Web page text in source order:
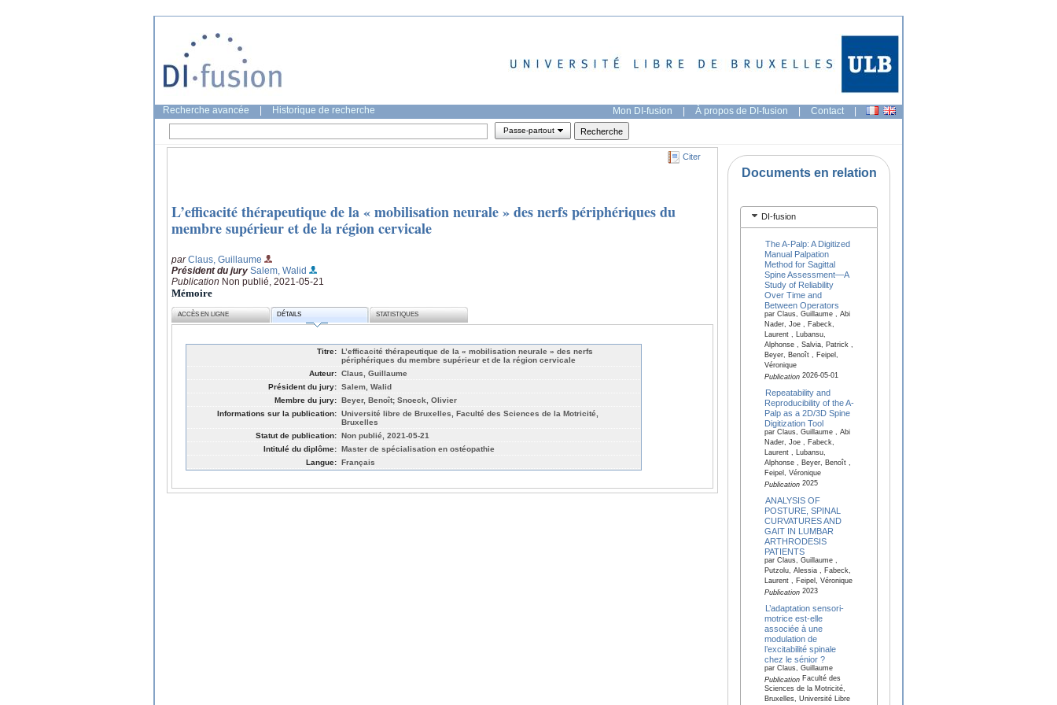
Recherche avancée Historique de recherche Mon DI-fusion | À propos de DI-fusion | Contact |
Passe-partout
Citer
L’efficacité thérapeutique de la « mobilisation neurale » des nerfs périphériques du
membre supérieur et de la région cervicale
parClaus, Guillaume
Président du jury Salem, Walid
Publication Non publié, 2021-05-21
Mémoire
ACCÈS EN LIGNE DÉTAILS STATISTIQUES
Titre: L’efficacité thérapeutique de la « mobilisation neurale » des nerfs
périphériques du membre supérieur et de la région cervicale
Auteur: Claus, Guillaume
Président du jury: Salem, Walid
Membre du jury: Beyer, Benoît; Snoeck, Olivier
Informations sur la publication: Université libre de Bruxelles, Faculté des Sciences de la Motricité,
Bruxelles
Statut de publication: Non publié, 2021-05-21
Intitulé du diplôme: Master de spécialisation en ostéopathie
Langue: Français
Documents en relation
DI-fusion
The A-Palp: A Digitized
Manual Palpation
Method for Sagittal
Spine Assessment—A
Study of Reliability
Over Time and
Between Operators
par Claus, Guillaume , Abi
Nader, Joe , Fabeck,
Laurent , Lubansu,
Alphonse , Salvia, Patrick ,
Beyer, Benoît , Feipel,
Véronique
Publication2026-05-01
Repeatability and
Reproducibility of the A-
Palp as a 2D/3D Spine
Digitization Tool
par Claus, Guillaume , Abi
Nader, Joe , Fabeck,
Laurent , Lubansu,
Alphonse , Beyer, Benoît ,
Feipel, Véronique
Publication2025
ANALYSIS OF
POSTURE, SPINAL
CURVATURES AND
GAIT IN LUMBAR
ARTHRODESIS
PATIENTS
par Claus, Guillaume ,
Putzolu, Alessia , Fabeck,
Laurent , Feipel, Véronique
Publication2023
L’adaptation sensori-
motrice est-elle
associée à une
modulation de
l’excitabilité spinale
chez le sénior ?
par Claus, Guillaume
PublicationFaculté des
Sciences de la Motricité,
Bruxelles, Université Libre